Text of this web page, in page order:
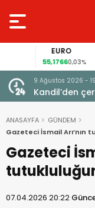
EURO
55,17660,03%
9 Ağustos 2026 -
Kandil’den
yetersizlikler
ANASAYFA
GÜNDEM
Gazeteci İsmail
Gazeteci
07.04.2026 20:22